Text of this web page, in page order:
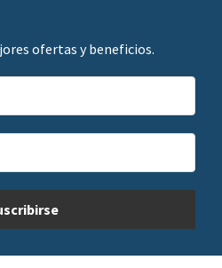
ofertas y beneficios.